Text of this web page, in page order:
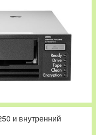
и внутренний